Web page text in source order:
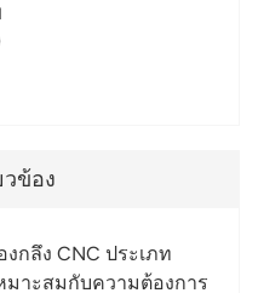
ข้อง
กลึง CNC ประเภท
มาะสมกับความต้องการ